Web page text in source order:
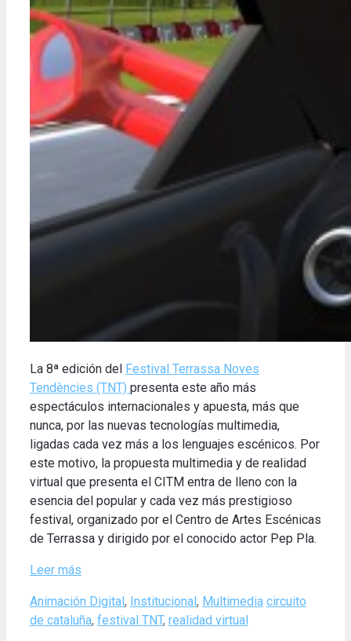
La 8ª edición del Festival Terrassa Noves
Tendències (TNT) presenta este año más
espectáculos internacionales y apuesta, más que
nunca, por las nuevas tecnologías multimedia,
ligadas cada vez más a los lenguajes escénicos. Por
este motivo, la propuesta multimedia y de realidad
virtual que presenta el CITM entra de lleno con la
esencia del popular y cada vez más prestigioso
festival, organizado por el Centro de Artes Escénicas
de Terrassa y dirigido por el conocido actor Pep Pla.
Leer más
Categories
Animación Digital, Institucional, Multimedia Tags
circuito
de cataluña, festival TNT, realidad virtual